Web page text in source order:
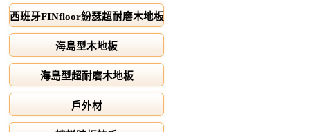
西班牙FINfloor紛瑟超耐磨木地板
海島型木地板
海島型超耐磨木地板
戶外材